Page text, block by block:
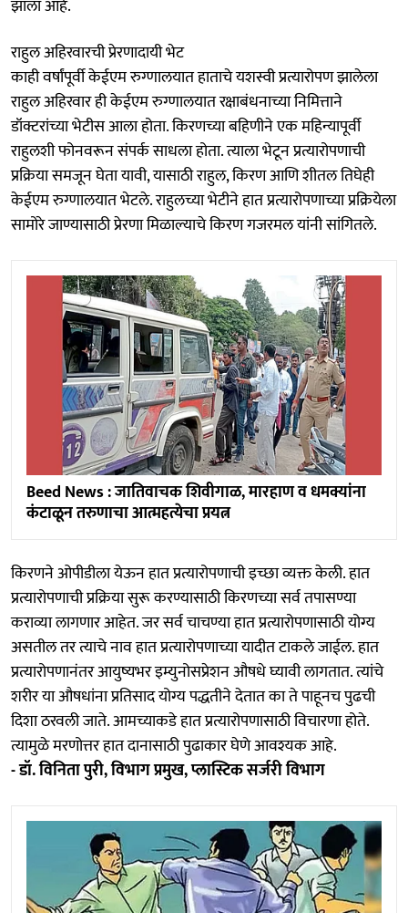
झाला आहे.
राहुल अहिरवारची प्रेरणादायी भेट
काही वर्षांपूर्वी केईएम रुग्णालयात हाताचे यशस्वी प्रत्यारोपण झालेला
राहुल अहिरवार ही केईएम रुग्णालयात रक्षाबंधनाच्या निमित्ताने
डॉक्टरांच्या भेटीस आला होता. किरणच्या बहिणीने एक महिन्यापूर्वी
राहुलशी फोनवरून संपर्क साधला होता. त्याला भेटून प्रत्यारोपणाची
प्रक्रिया समजून घेता यावी, यासाठी राहुल, किरण आणि शीतल तिघेही
केईएम रुग्णालयात भेटले. राहुलच्या भेटीने हात प्रत्यारोपणाच्या प्रक्रियेला
सामोरे जाण्यासाठी प्रेरणा मिळाल्याचे किरण गजरमल यांनी सांगितले.
Beed News : जातिवाचक शिवीगाळ, मारहाण व धमक्यांना
कंटाळून तरुणाचा आत्महत्येचा प्रयत्न
किरणने ओपीडीला येऊन हात प्रत्यारोपणाची इच्छा व्यक्त केली. हात
प्रत्यारोपणाची प्रक्रिया सुरू करण्यासाठी किरणच्या सर्व तपासण्या
कराव्या लागणार आहेत. जर सर्व चाचण्या हात प्रत्यारोपणासाठी योग्य
असतील तर त्याचे नाव हात प्रत्यारोपणाच्या यादीत टाकले जाईल. हात
प्रत्यारोपणानंतर आयुष्यभर इम्युनोसप्रेशन औषधे घ्यावी लागतात. त्यांचे
शरीर या औषधांना प्रतिसाद योग्य पद्धतीने देतात का ते पाहूनच पुढची
दिशा ठरवली जाते. आमच्याकडे हात प्रत्यारोपणासाठी विचारणा होते.
त्यामुळे मरणोत्तर हात दानासाठी पुढाकार घेणे आवश्यक आहे.
- डॉ. विनिता पुरी, विभाग प्रमुख, प्लास्टिक सर्जरी विभाग